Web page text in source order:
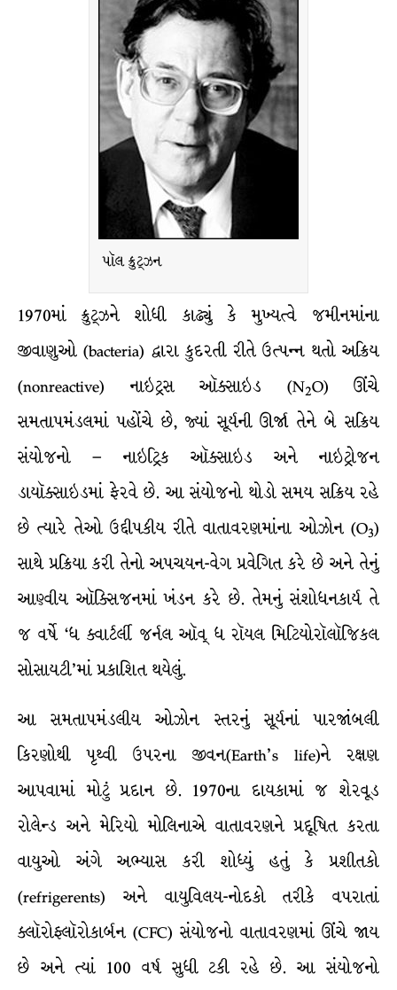
પૉલ ક્રુટ્ઝન
1970માં ક્રુટ્ઝને શોધી કાઢ્યું કે મુખ્યત્વે જમીનમાંના
જીવાણુઓ (bacteria) દ્વારા કુદરતી રીતે ઉત્પન્ન થતો અક્રિય
(nonreactive) નાઇટ્રસ ઑક્સાઇડ (N2O) ઊંચે
સમતાપમંડલમાં પહોંચે છે, જ્યાં સૂર્યની ઊર્જા તેને બે સક્રિય
સંયોજનો – નાઇટ્રિક ઑક્સાઇડ અને નાઇટ્રોજન
ડાયૉક્સાઇડમાં ફેરવે છે. આ સંયોજનો થોડો સમય સક્રિય રહે
છે ત્યારે તેઓ ઉદ્દીપકીય રીતે વાતાવરણમાંના ઓઝોન (O3)
સાથે પ્રક્રિયા કરી તેનો અપચયન-વેગ પ્રવેગિત કરે છે અને તેનું
આણ્વીય ઑક્સિજનમાં ખંડન કરે છે. તેમનું સંશોધનકાર્ય તે
જ વર્ષે ‘ધ ક્વાર્ટર્લી જર્નલ ઑવ્ ધ રૉયલ મિટિયોરૉલૉજિકલ
સોસાયટી’માં પ્રકાશિત થયેલું.
આ સમતાપમંડલીય ઓઝોન સ્તરનું સૂર્યનાં પારજાંબલી
કિરણોથી પૃથ્વી ઉપરના જીવન(Earth’s life)ને રક્ષણ
આપવામાં મોટું પ્રદાન છે. 1970ના દાયકામાં જ શેરવૂડ
રોલેન્ડ અને મેરિયો મોલિનાએ વાતાવરણને પ્રદૂષિત કરતા
વાયુઓ અંગે અભ્યાસ કરી શોધ્યું હતું કે પ્રશીતકો
(refrigerents) અને વાયુવિલય-નોદકો તરીકે વપરાતાં
ક્લૉરોફ્લૉરોકાર્બન (CFC) સંયોજનો વાતાવરણમાં ઊંચે જાય
છે અને ત્યાં 100 વર્ષ સુધી ટકી રહે છે. આ સંયોજનો